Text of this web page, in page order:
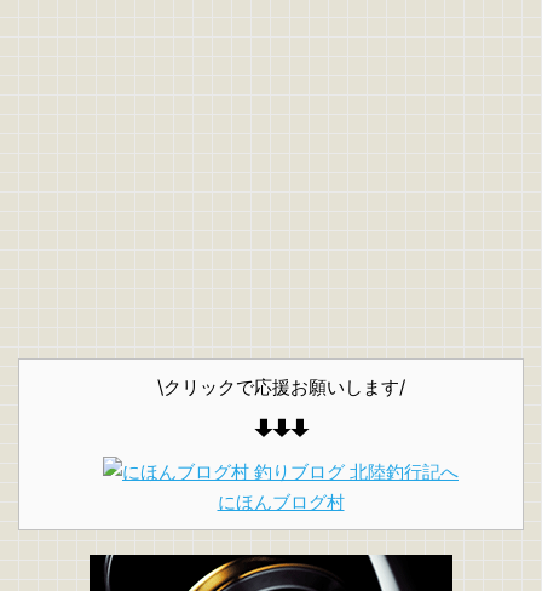
\クリックで応援お願いします/
にほんブログ村